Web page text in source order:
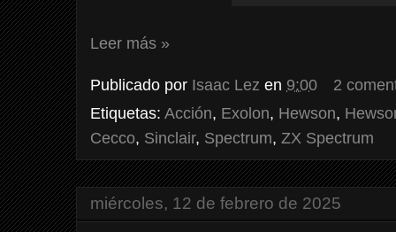
Leer más »
Publicado por Isaac Lez en 9:00
2
Etiquetas: Acción, Exolon, Hewson,
Cecco, Sinclair, Spectrum, ZX Spectrum
miércoles, 12 de febrero de 2025